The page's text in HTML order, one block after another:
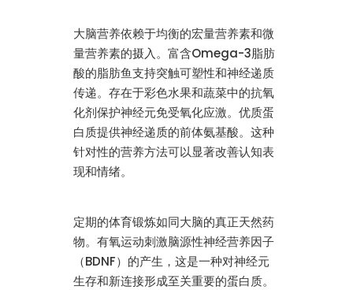
大脑营养依赖于均衡的宏量营养素和微
量营养素的摄入。富含Omega-3脂肪
酸的脂肪鱼支持突触可塑性和神经递质
传递。存在于彩色水果和蔬菜中的抗氧
化剂保护神经元免受氧化应激。优质蛋
白质提供神经递质的前体氨基酸。这种
针对性的营养方法可以显著改善认知表
现和情绪。
定期的体育锻炼如同大脑的真正天然药
物。有氧运动刺激脑源性神经营养因子
（BDNF）的产生，这是一种对神经元
生存和新连接形成至关重要的蛋白质。